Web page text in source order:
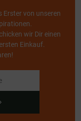
Erster von unseren
wir Dir einen
Einkauf.